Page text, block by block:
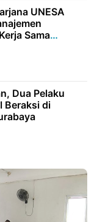
UNESA
Sama
Dua Pelaku
Beraksi di